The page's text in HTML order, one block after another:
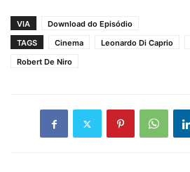
VIA
Download do Episódio
TAGS
Cinema Leonardo Di Caprio
Robert De Niro